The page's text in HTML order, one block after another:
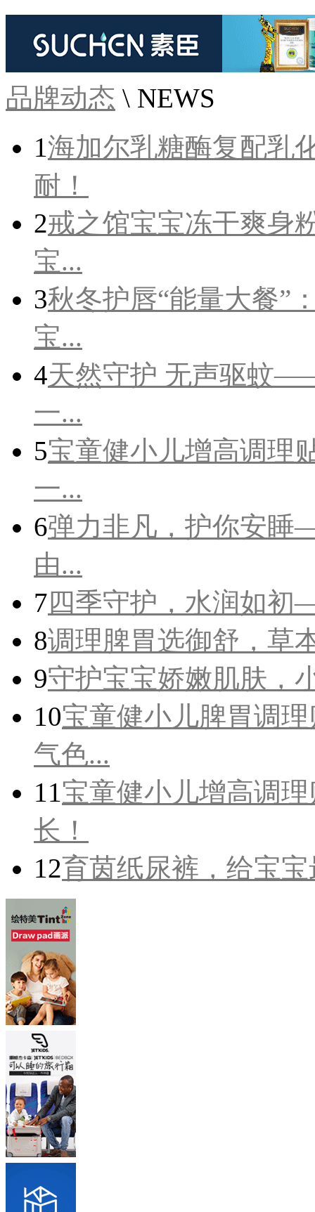
品牌动态 \ NEWS
1海加尔乳糖酶复配乳
耐！
2戒之馆宝宝冻干爽身
宝...
3秋冬护唇“能量大餐”
宝...
4天然守护 无声驱蚊
一...
5宝童健小儿增高调理
一...
6弹力非凡，护你安
由...
7四季守护，水润如
8调理脾胃选御舒，草
9守护宝宝娇嫩肌肤，
10宝童健小儿脾胃调
气色...
11宝童健小儿增高调
长！
12育茵纸尿裤，给宝